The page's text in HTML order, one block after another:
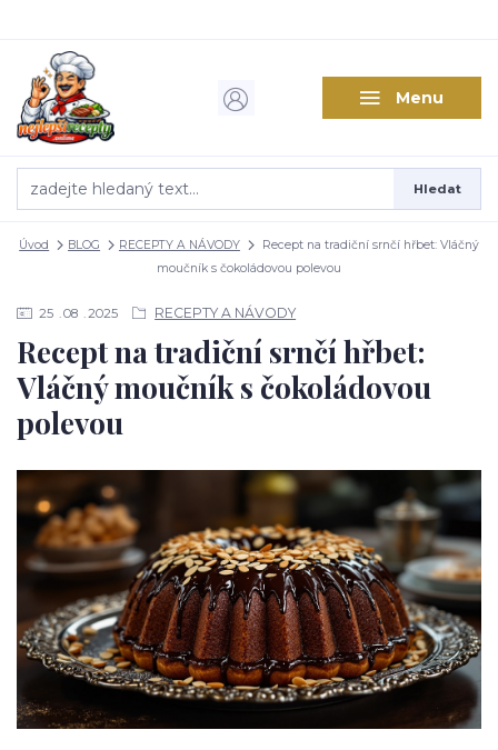
Menu
Hledat
Úvod BLOG RECEPTY A NÁVODY
Recept na tradiční srnčí hřbet: Vláčný
moučník s čokoládovou polevou
25 08 2025 RECEPTY A NÁVODY
Recept na tradiční srnčí hřbet:
Vláčný moučník s čokoládovou
polevou